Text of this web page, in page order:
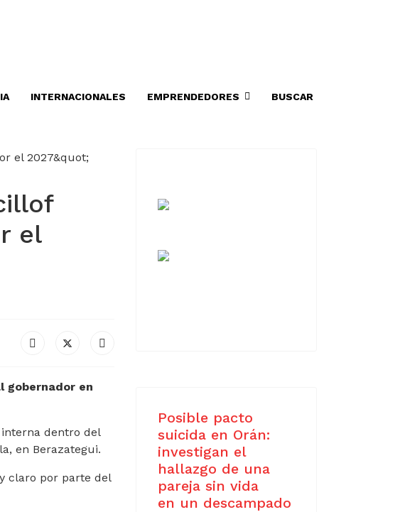
INTERNACIONALES EMPRENDEDORES BUSCAR
el
gobernador en
dentro del
en Berazategui.
claro por parte del
Posible pacto
suicida en Orán:
investigan el
hallazgo de una
pareja sin vida
en un descampado